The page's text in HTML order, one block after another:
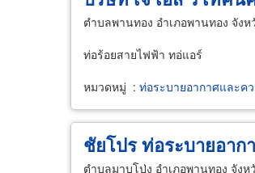
ตำบลพานทอง อำเภอพานทอง จัง
ท่อร้อยสายไฟฟ้า ทอ่แอร์
หมวดหมู่ : ท่อระบายอากาศและค
ชัยโปร ท่อระบายอาก
ตำบลมาบโป่ง อำเภอพานทอง จัง